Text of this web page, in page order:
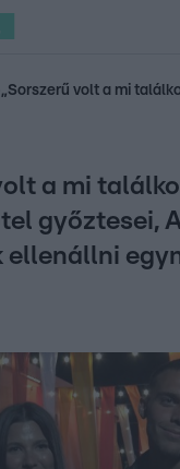
Most
a mi
győztesei,
ellenállni